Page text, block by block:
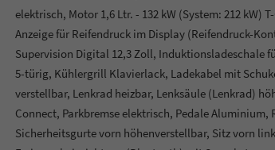
elektrisch, Motor 1,6 Ltr. - 132 kW (System: 212 kW)
Anzeige für Reifendruck im Display (Reifendruck-
Supervision Digital 12,3 Zoll, Induktionsladeschale
5-türig, Kühlergrill Klavierlack, Ladekabel mit
verstellbar, Lenkrad heizbar, Lenksäule (Lenkrad)
Connect, Parkbremse elektrisch, Pedale
Sicherheitsgurte vorn höhenverstellbar, Sitz vorn